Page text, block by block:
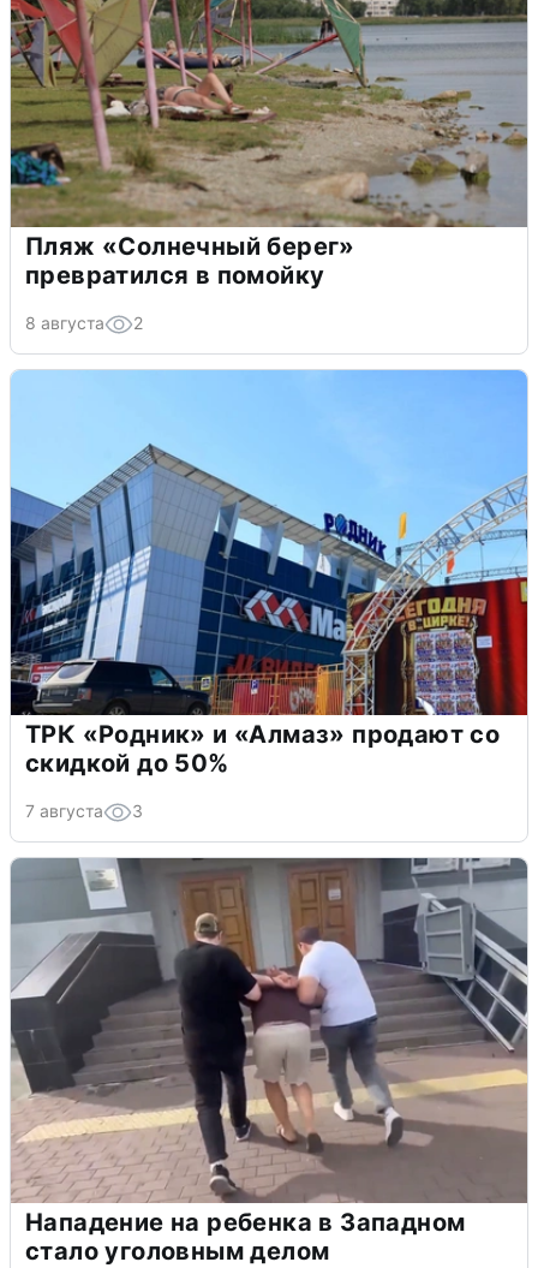
Пляж «Солнечный берег»
превратился в помойку
8 августа 2
ТРК «Родник» и «Алмаз» продают со
скидкой до 50%
7 августа 3
Нападение на ребенка в Западном
стало уголовным делом